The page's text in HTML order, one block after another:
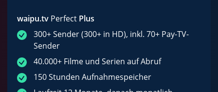
waipu.tv Perfect Plus
300+ Sender (300+ in HD), inkl. 70+ Pay-TV-
Sender
40.000+ Filme und Serien auf Abruf
150 Stunden Aufnahmespeicher